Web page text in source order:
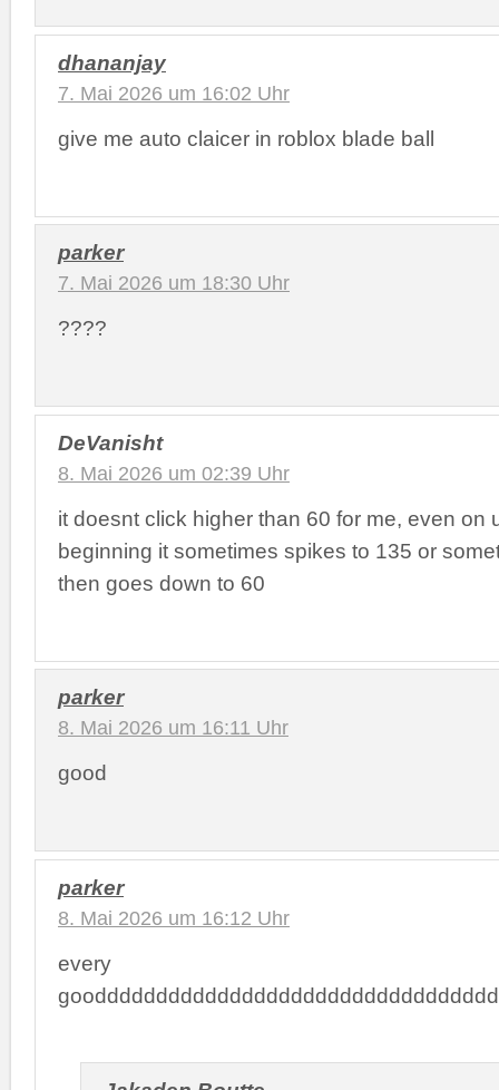
dhananjay
7. Mai 2026 um 16:02 Uhr
give me auto claicer in roblox blade ball
parker
7. Mai 2026 um 18:30 Uhr
????
DeVanisht
8. Mai 2026 um 02:39 Uhr
it doesnt click higher than 60 for me, even on
beginning it sometimes spikes to 135 or
then goes down to 60
parker
8. Mai 2026 um 16:11 Uhr
good
parker
8. Mai 2026 um 16:12 Uhr
every